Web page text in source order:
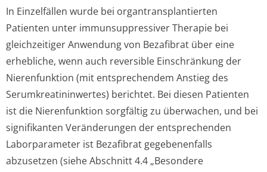
In Einzelfällen wurde bei organtransplan­tierten
Patienten unter immunsuppressiver Therapie bei
gleichzeitiger Anwendung von Bezafibrat über eine
erhebliche, wenn auch reversible Einschränkung der
Nierenfunktion (mit entsprechendem Anstieg des
Serumkreatinin­wertes) berichtet. Bei diesen Patienten
ist die Nierenfunktion sorgfältig zu überwachen, und bei
signifikanten Veränderungen der entsprechenden
Laborparameter ist Bezafibrat gegebenenfalls
abzusetzen (siehe Abschnitt 4.4 „Besondere